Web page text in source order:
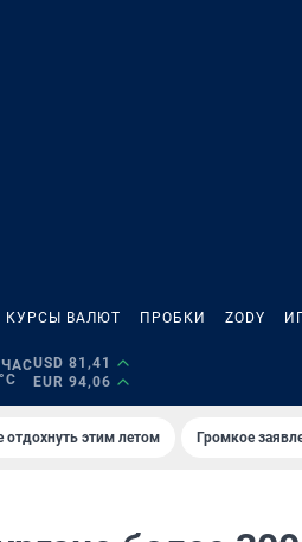
КУРСЫ ВАЛЮТ ПРОБКИ ZODY
USD 81,41
EUR 94,06
отдохнуть этим летом Громкое